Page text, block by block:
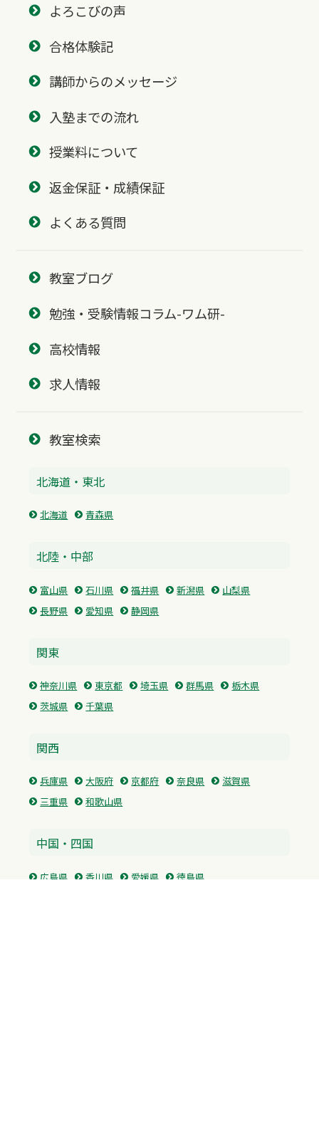
よろこびの声
合格体験記
講師からのメッセージ
入塾までの流れ
授業料について
返金保証・成績保証
よくある質問
教室ブログ
勉強・受験情報コラム-ワム研-
高校情報
求人情報
教室検索
北海道・東北
北海道 青森県
北陸・中部
富山県 石川県 福井県 新潟県
山梨県
長野県
愛知県 静岡県
関東
神奈川県 東京都 埼玉県 群馬県
栃木県
茨城県
千葉県
関西
兵庫県 大阪府 京都府 奈良県
滋賀県
三重県
和歌山県
中国・四国
広島県 香川県 愛媛県 徳島県